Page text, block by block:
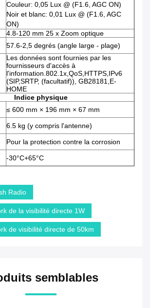
Couleur: 0,05 Lux @ (F1.6, AGC ON)
Noir et blanc: 0,01 Lux @ (F1.6, AGC
ON)
4.8-120 mm 25 x Zoom optique
57.6-2,5 degrés (angle large - plage)
Les données sont fournies par les
fournisseurs d'accès à
l'information.802.1x,QoS,HTTPS,IPv6
(SIP,SRTP, (facultatif)), GB28181,E-
HOME
Indice physique
≤ 600 mm × 196 mm × 67 mm
6.5 kg (y compris l'antenne)
Pour la protection contre la corrosion
-30°C+65°C
Radio
de la visibilité directe 1W
de visibilité directe de 50km
semblables